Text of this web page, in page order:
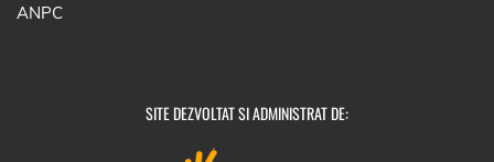
ANPC
SITE DEZVOLTAT SI ADMINISTRAT DE: